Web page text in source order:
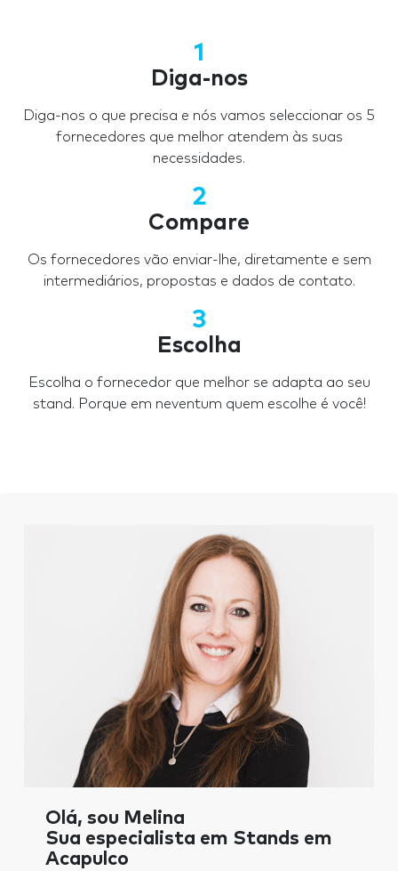
1
Diga-nos
Diga-nos o que precisa e nós vamos seleccionar os 5
fornecedores que melhor atendem às suas
necessidades.
2
Compare
Os fornecedores vão enviar-lhe, diretamente e sem
intermediários, propostas e dados de contato.
3
Escolha
Escolha o fornecedor que melhor se adapta ao seu
stand. Porque em neventum quem escolhe é você!
Olá, sou Melina
Sua especialista em Stands em
Acapulco